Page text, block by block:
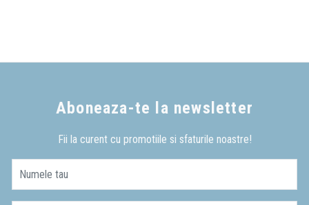
Aboneaza-te la newsletter
Fii la curent cu promotiile si sfaturile noastre!
Numele tau